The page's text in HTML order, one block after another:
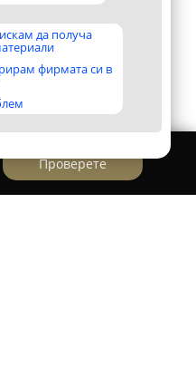
да получа
фирмата си в
Проверете